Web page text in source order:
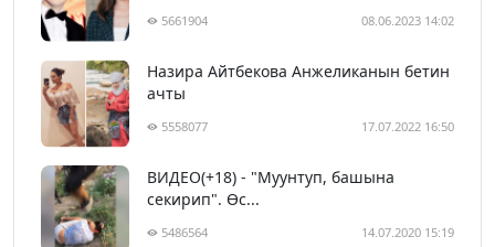
5661904 08.06.2023 14:02
Назира Айтбекова Анжеликанын бетин
ачты
5558077 17.07.2022 16:50
ВИДЕО(+18) - "Муунтуп, башына
секирип". Өс...
5486564 14.07.2020 15:19